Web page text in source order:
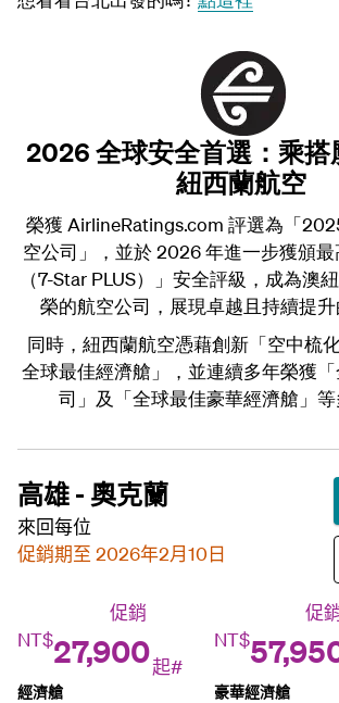
2026 全球安全首選：乘搭
紐西蘭航空
榮獲 AirlineRatings.com 評選為「
空公司」，並於 2026 年進一步獲頒最
（7-Star PLUS）」安全評級，成為澳
榮的航空公司，展現卓越且持續提升
同時，紐西蘭航空憑藉創新「空中梳
全球最佳經濟艙」，並連續多年榮獲
司」及「全球最佳豪華經濟艙」等
高雄 - 奧克蘭
來回每位
促銷期至 2026年2月10日
促銷
NT$27,900起#
經濟艙
促
NT$
豪華經濟艙